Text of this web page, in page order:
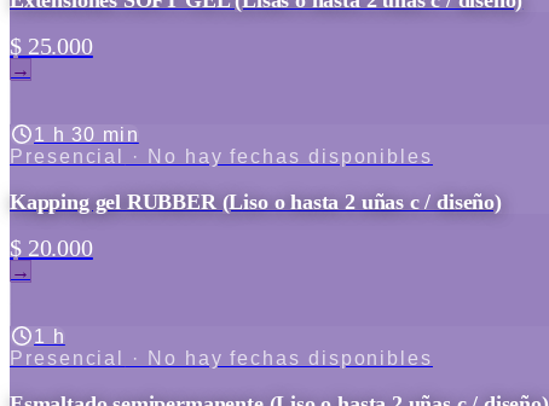
$ 25.000
→
1 h 30 min
Presencial
· No hay fechas disponibles
Kapping gel RUBBER (Liso o hasta 2 uñas c / diseño)
$ 20.000
→
1 h
Presencial
· No hay fechas disponibles